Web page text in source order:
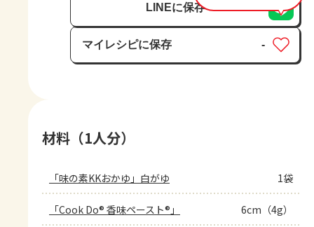
LINEに保存
マイレシピに保存
保存済み
-
材料（1人分）
「味の素KKおかゆ」白がゆ 1袋
「Cook Do® 香味ペースト®」 6cm（4g）